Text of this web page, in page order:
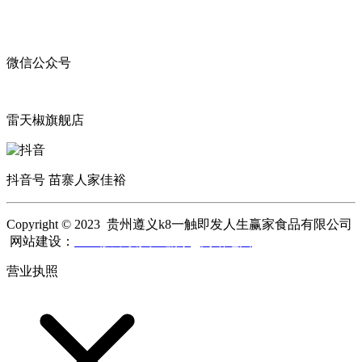
微信公众号
雷天椒旗舰店
抖音号 苗寨人家佳裕
Copyright © 2023 贵州遵义k8一触即发人生赢家食品有限公司
网站建设：
营业执照